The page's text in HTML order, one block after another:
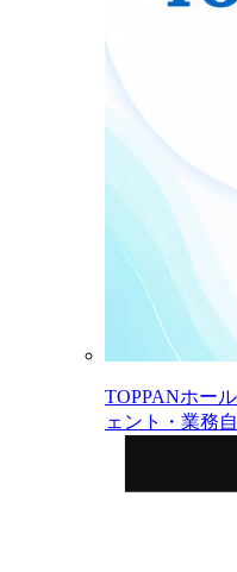
TOPPANホー
ェント・業務